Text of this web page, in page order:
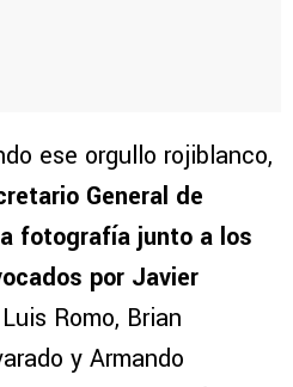
ese orgullo rojiblanco,
General de
fotografía junto a los
por Javier
Romo, Brian
y Armando